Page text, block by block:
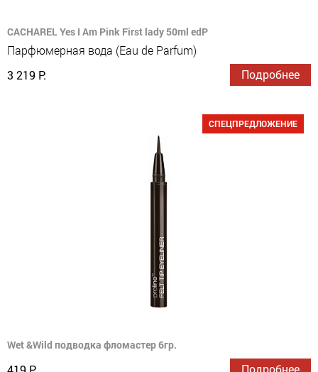
CACHAREL Yes I Am Pink First lady 50ml edP
Парфюмерная вода (Eau de Parfum)
3 219 Р.
Подробнее
СПЕЦПРЕДЛОЖЕНИЕ
Wet &Wild подводка фломастер 6гр.